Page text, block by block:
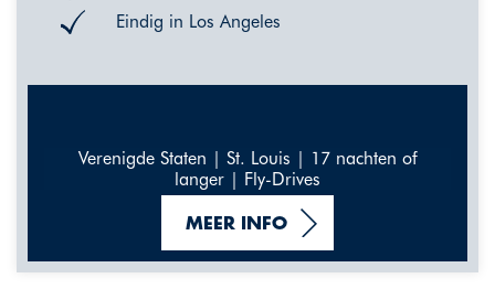
Eindig in Los Angeles
Verenigde Staten | St. Louis | 17 nachten of
langer | Fly-Drives
MEER INFO